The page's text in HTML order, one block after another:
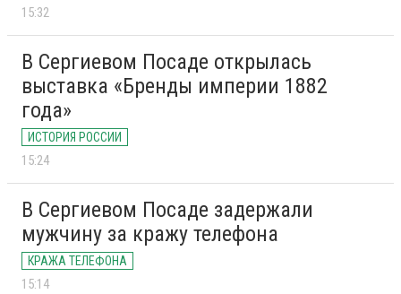
15:32
В Сергиевом Посаде открылась
выставка «Бренды империи 1882
года»
ИСТОРИЯ РОССИИ
15:24
В Сергиевом Посаде задержали
мужчину за кражу телефона
КРАЖА ТЕЛЕФОНА
15:14